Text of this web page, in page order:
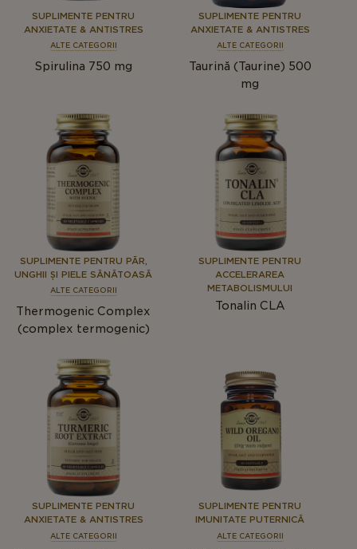
SUPLIMENTE PENTRU
ANXIETATE & ANTISTRES
ALTE CATEGORII
Spirulina 750 mg
SUPLIMENTE PENTRU
ANXIETATE & ANTISTRES
ALTE CATEGORII
Taurină (Taurine) 500
mg
SUPLIMENTE PENTRU PĂR,
UNGHII ȘI PIELE SĂNĂTOASĂ
ALTE CATEGORII
Thermogenic Complex
(complex termogenic)
SUPLIMENTE PENTRU
ACCELERAREA
METABOLISMULUI
Tonalin CLA
SUPLIMENTE PENTRU
ANXIETATE & ANTISTRES
ALTE CATEGORII
SUPLIMENTE PENTRU
IMUNITATE PUTERNICĂ
ALTE CATEGORII